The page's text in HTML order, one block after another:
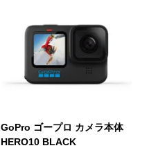
GoPro ゴープロ カメラ本体
HERO10 BLACK